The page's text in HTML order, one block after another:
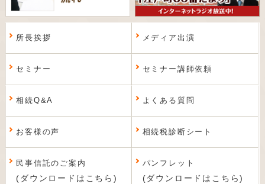
所長挨拶 メディア出演
セミナー セミナー講師依頼
相続Q&A よくある質問
お客様の声 相続税診断シート
民事信託のご案内
(ダウンロードはこちら)
パンフレット
(ダウンロードはこちら)